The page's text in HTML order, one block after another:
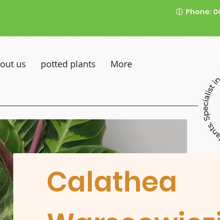
ⓘ Phone:
us potted plants More
Calathea